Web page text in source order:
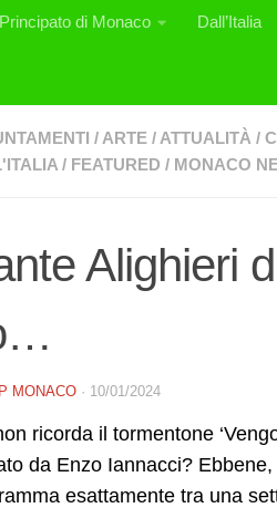
di Monaco Dall’Italia
/ ARTE / ATTUALITÀ /
/ FEATURED / MONACO
Alighieri
MONACO · 10/01/2024
ricorda il tormentone
da Enzo Iannacci?
esattamente tra una